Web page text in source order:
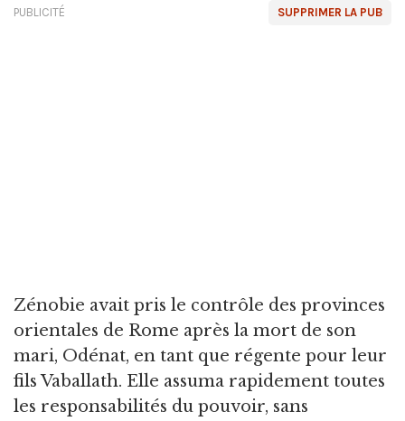
SUPPRIMER LA PUB
PUBLICITÉ
Zénobie avait pris le contrôle des provinces
orientales de Rome après la mort de son
mari, Odénat, en tant que régente pour leur
fils Vaballath. Elle assuma rapidement toutes
les responsabilités du pouvoir, sans